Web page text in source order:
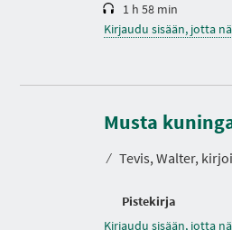
1 h 58 min
Kirjaudu sisään, jotta
Musta
⁄ Tevis, Walter,
Pistekirja
Kirjaudu sisään, jotta